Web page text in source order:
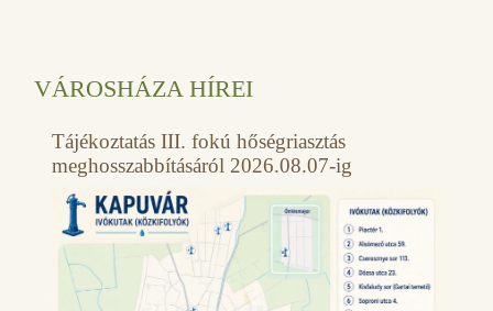
VÁROSHÁZA HÍREI
Tájékoztatás III. fokú hőségriasztás
meghosszabbításáról 2026.08.07-ig